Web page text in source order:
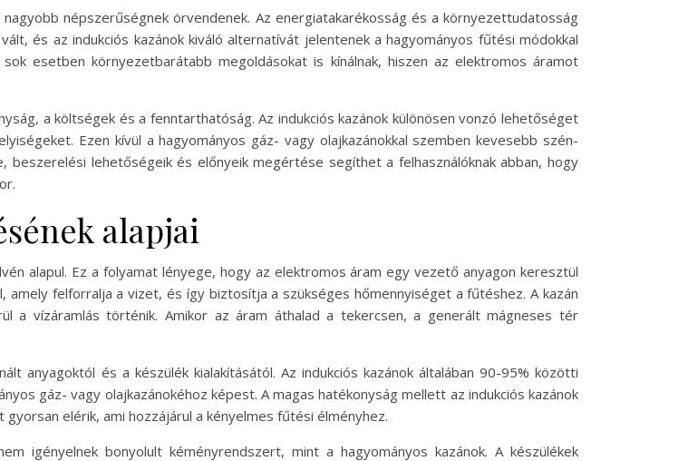
népszerűségnek örvendenek. Az energiatakarékosság és a környezettudatosság
és az indukciós kazánok kiváló alternatívát jelentenek a hagyományos fűtési módokkal
esetben környezetbarátabb megoldásokat is kínálnak, hiszen az elektromos áramot
a költségek és a fenntarthatóság. Az indukciós kazánok különösen vonzó lehetőséget
Ezen kívül a hagyományos gáz- vagy olajkazánokkal szemben kevesebb szén-
beszerelési lehetőségeik és előnyeik megértése segíthet a felhasználóknak abban, hogy
alapjai
alapul. Ez a folyamat lényege, hogy az elektromos áram egy vezető anyagon keresztül
felforralja a vizet, és így biztosítja a szükséges hőmennyiséget a fűtéshez. A kazán
a vízáramlás történik. Amikor az áram áthalad a tekercsen, a generált mágneses tér
anyagoktól és a készülék kialakításától. Az indukciós kazánok általában 90-95% közötti
gáz- vagy olajkazánokéhoz képest. A magas hatékonyság mellett az indukciós kazánok
elérik, ami hozzájárul a kényelmes fűtési élményhez.
igényelnek bonyolult kéményrendszert, mint a hagyományos kazánok. A készülékek